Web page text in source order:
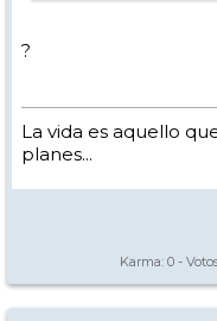
?
La vida es aquello
planes...
Karma: 0 -